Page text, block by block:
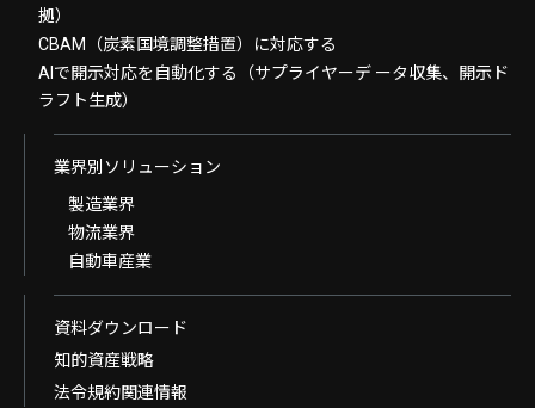
拠）
CBAM（炭素国境調整措置）に対応する
AIで開示対応を自動化する（サプライヤーデ ータ収集、開示ド
ラフト生成）
業界別ソリューション
製造業界
物流業界
自動車産業
資料ダウンロード
知的資産戦略
法令規約関連情報